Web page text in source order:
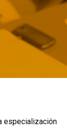
especialización